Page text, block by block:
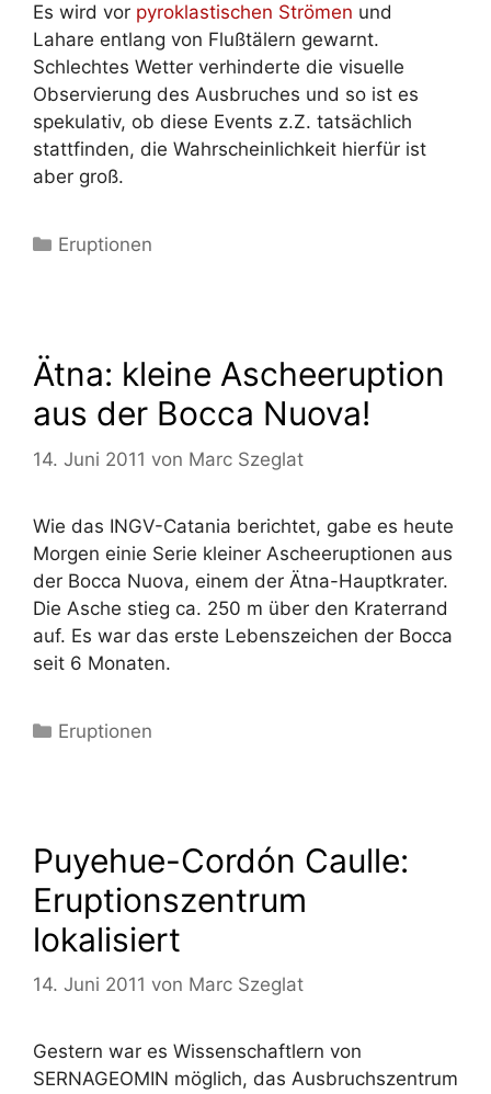
Es wird vor pyroklastischen Strömen und
Lahare entlang von Flußtälern gewarnt.
Schlechtes Wetter verhinderte die visuelle
Observierung des Ausbruches und so ist es
spekulativ, ob diese Events z.Z. tatsächlich
stattfinden, die Wahrscheinlichkeit hierfür ist
aber groß.
Kategorien
Eruptionen
Ätna: kleine Ascheeruption
aus der Bocca Nuova!
14. Juni 2011 von Marc Szeglat
Wie das INGV-Catania berichtet, gabe es heute
Morgen einie Serie kleiner Ascheeruptionen aus
der Bocca Nuova, einem der Ätna-Hauptkrater.
Die Asche stieg ca. 250 m über den Kraterrand
auf. Es war das erste Lebenszeichen der Bocca
seit 6 Monaten.
Kategorien
Eruptionen
Puyehue-Cordón Caulle:
Eruptionszentrum
lokalisiert
14. Juni 2011 von Marc Szeglat
Gestern war es Wissenschaftlern von
SERNAGEOMIN möglich, das Ausbruchszentrum